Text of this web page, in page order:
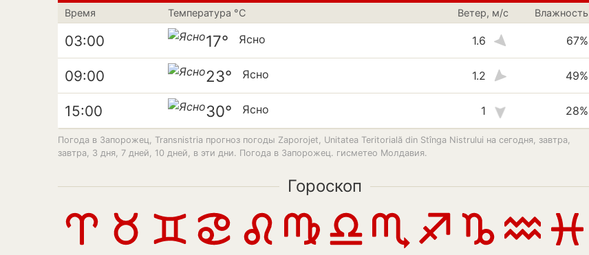
Время Температура °C Ветер, м/с Влажность
03:00 17° Ясно 1.6 67%
09:00 23° Ясно 1.2 49%
15:00 30° Ясно 1 28%
Погода в Запорожец, Transnistria прогноз погоды Zaporojet, Unitatea Teritorială din Stînga Nistrului на сегодня, завтра,
завтра, 3 дня, 7 дней, 10 дней, в эти дни. Погода в Запорожец. гисметео Молдавия.
Гороскоп